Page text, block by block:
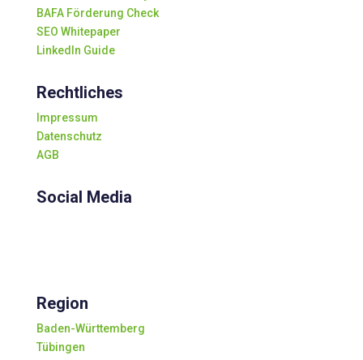
BAFA Förderung Check
SEO Whitepaper
LinkedIn Guide
Rechtliches
Impressum
Datenschutz
AGB
Social Media
Region
Baden-Württemberg
Tübingen